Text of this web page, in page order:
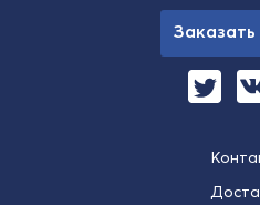
Заказать